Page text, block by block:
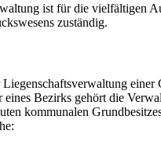
ist für die vielfältigen
zuständig.
einer
eines Bezirks gehört die
kommunalen